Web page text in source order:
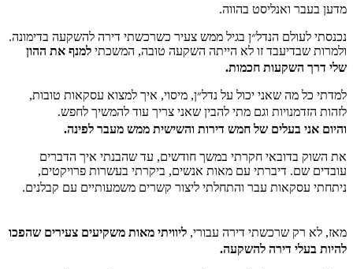
מדען בעבר ואנליסט בהווה.
נכנסתי לעולם הנדל״ן בגיל ממש צעיר כשרכשתי דירה להשקעה בדימונה.
ולמרות שבדיעבד זו לא הייתה השקעה טובה, המשכתי למנף את ההון
שלי דרך השקעות חכמות.
למדתי כל מה שאני יכול על נדל״ן, מיסוי, איך למצוא עסקאות טובות,
לזהות הזדמנויות וגם מתי להבין שאני צריך עוד להמשיך לחפש.
והיום אני בעלים של חמש דירות והשישית ממש מעבר לפינה.
את השוק בדובאי חקרתי במשך חודשים, עד שהבנתי איך הדברים
עובדים שם. דיברתי עם מאות אנשים, ביקרתי בעשרות פרויקטים,
ניתחתי עסקאות עבר והתחלתי ליצור קשרים משמעותיים עם קבלנים.
מאז, לא רק שרכשתי דירה עבורי, ליוויתי מאות משקיעים צעירים שהפכו
להיות בעלי דירה להשקעה.